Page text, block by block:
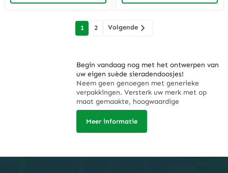
1 2 Volgende
Begin vandaag nog met het ontwerpen van
uw eigen suède sieradendoosjes!
Neem geen genoegen met generieke
verpakkingen. Versterk uw merk met op
maat gemaakte, hoogwaardige
sieradendoosjes die uw verhaal vertellen.
Vraag een offerte aan
Gemaakt om indruk te maken en gebouwd
Meer informatie